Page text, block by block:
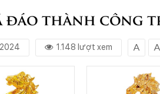
đáo thành công
1.148 lượt xem